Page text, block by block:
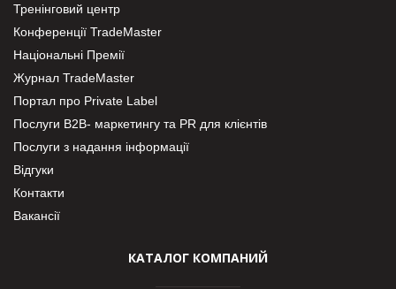
Тренінговий центр
Конференції TradeMaster
Національні Премії
Журнал TradeMaster
Портал про Private Label
Послуги В2В- маркетингу та PR для клієнтів
Послуги з надання інформації
Відгуки
Контакти
Вакансії
КАТАЛОГ КОМПАНИЙ